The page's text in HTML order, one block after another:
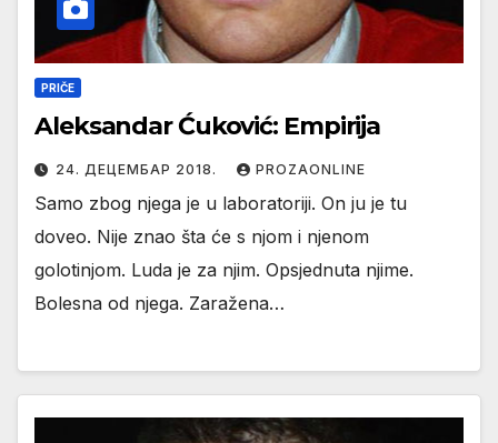
PRIČE
Aleksandar Ćuković: Empirija
24. ДЕЦЕМБАР 2018. PROZAONLINE
Samo zbog njega je u laboratoriji. On ju je tu
doveo. Nije znao šta će s njom i njenom
golotinjom. Luda je za njim. Opsjednuta njime.
Bolesna od njega. Zaražena…